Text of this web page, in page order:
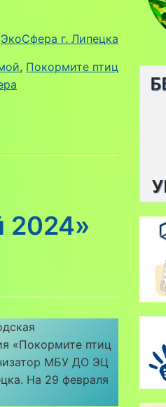
ЭкоСфера г. Липецка
, Покормите птиц
2024»
«Покормите птиц
МБУ ДО ЭЦ
На 29 февраля